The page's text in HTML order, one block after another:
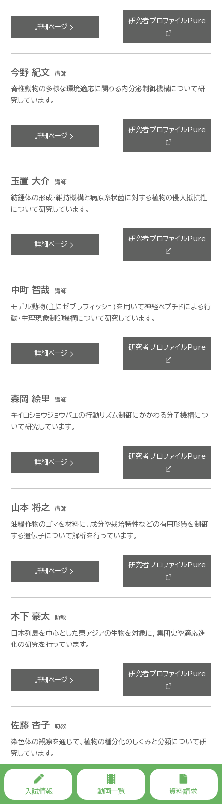
詳細ページ
研究者プロファイルPure
今野 紀文 講師
脊椎動物の多様な環境適応に関わる内分泌制御機構について研
究しています。
詳細ページ
研究者プロファイルPure
玉置 大介 講師
紡錘体の形成・維持機構と病原糸状菌に対する植物の侵入抵抗性
について研究しています。
詳細ページ
研究者プロファイルPure
中町 智哉 講師
モデル動物(主にゼブラフィッシュ)を用いて神経ペプチドによる行
動・生理現象制御機構について研究しています。
詳細ページ
研究者プロファイルPure
森岡 絵里 講師
キイロショウジョウバエの行動リズム制御にかかわる分子機構につ
いて研究しています。
詳細ページ
研究者プロファイルPure
山本 将之 講師
油糧作物のゴマを材料に、成分や栽培特性などの有用形質を制御
する遺伝子について解析を行っています。
詳細ページ
研究者プロファイルPure
木下 豪太 助教
日本列島を中心とした東アジアの生物を対象に，集団史や適応進
化の研究を行っています。
詳細ページ
研究者プロファイルPure
佐藤 杏子 助教
染色体の観察を通じて、植物の種分化のしくみと分類について研
究しています。
詳細ページ
研究者プロファイルPure
入試情報
動画一覧 資料請求